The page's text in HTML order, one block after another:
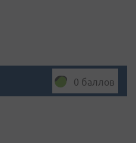
0 баллов